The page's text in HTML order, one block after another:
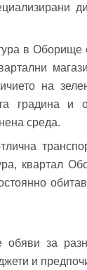
в
на
градина и
среда.
квартал
за
и